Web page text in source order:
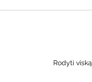
Rodyti viską